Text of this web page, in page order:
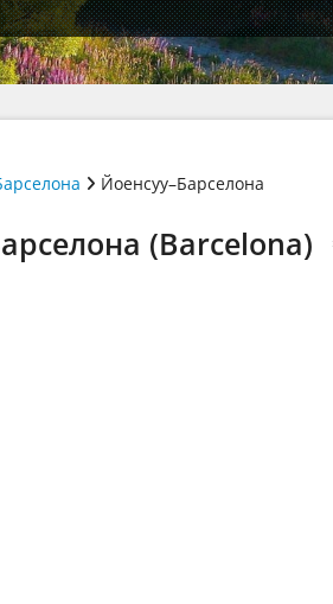
Йоенсуу–Барселона
(Barcelona)